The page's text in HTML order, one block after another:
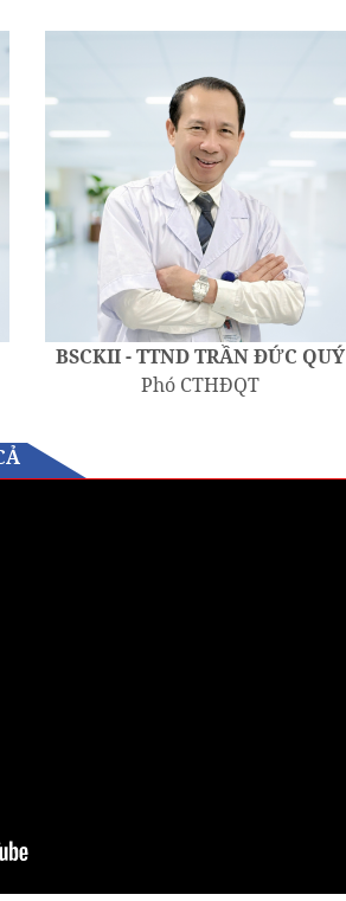
BSCKII - TTND TRẦN ĐỨC QUÝ
Phó CTHĐQT